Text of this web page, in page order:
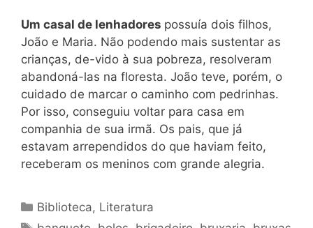
Um casal de lenhadores possuía dois filhos,
João e Maria. Não podendo mais sustentar as
crianças, de-vido à sua pobreza, resolveram
abandoná-las na floresta. João teve, porém, o
cuidado de marcar o caminho com pedrinhas.
Por isso, conseguiu voltar para casa em
companhia de sua irmã. Os pais, que já
estavam arrependidos do que haviam feito,
receberam os meninos com grande alegria.
Categorias
Biblioteca, Literatura
Tags